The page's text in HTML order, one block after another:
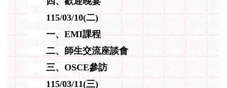
115/03/10(二)
一、EMI課程
二、師生交流座談會
三、OSCE參訪
115/03/11(三)